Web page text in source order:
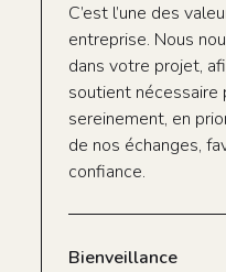
C’est l’une des
entreprise. Nous
dans votre projet,
soutient nécessaire
sereinement, en
de nos échanges,
confiance.
Bienveillance